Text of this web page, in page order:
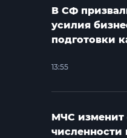
В СФ
усилия
подготовки
13:55
МЧС изменит